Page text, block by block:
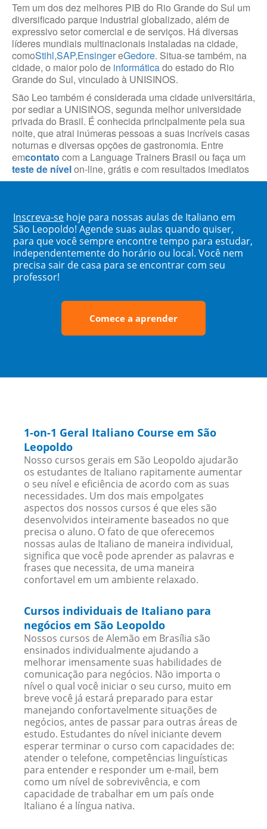
Tem um dos dez melhores PIB do Rio Grande do Sul um
diversificado parque industrial globalizado, além de
expressivo setor comercial e de serviços. Há diversas
líderes mundiais multinacionais instaladas na cidade,
comoStihl,SAP,EnsingereGedore. Situa-se também, na
cidade, o maior polo de informáticado estado do Rio
Grande do Sul, vinculado à UNISINOS.
São Leo também é considerada uma cidade universitária,
por sediar a UNISINOS, segunda melhor universidade
privada do Brasil. É conhecida principalmente pela sua
noite, que atrai inúmeras pessoas a suas incríveis casas
noturnas e diversas opções de gastronomia. Entre
emcontato com a Language Trainers Brasil ou faça um
teste de nívelon-line, grátis e com resultados imediatos
Inscreva-se hoje para nossas aulas de Italiano em
São Leopoldo! Agende suas aulas quando quiser,
para que você sempre encontre tempo para estudar,
independentemente do horário ou local. Você nem
precisa sair de casa para se encontrar com seu
professor!
Comece a aprender
1-on-1 Geral Italiano Course em São
Leopoldo
Nosso cursos gerais em São Leopoldo ajudarão
os estudantes de Italiano rapitamente aumentar
o seu nível e eficiência de acordo com as suas
necessidades. Um dos mais empolgates
aspectos dos nossos cursos é que eles são
desenvolvidos inteiramente baseados no que
precisa o aluno. O fato de que oferecemos
nossas aulas de Italiano de maneira individual,
significa que você pode aprender as palavras e
frases que necessita, de uma maneira
confortavel em um ambiente relaxado.
Cursos individuais de Italiano para
negócios em São Leopoldo
Nossos cursos de Alemão em Brasília são
ensinados individualmente ajudando a
melhorar imensamente suas habilidades de
comunicação para negócios. Não importa o
nível o qual você iniciar o seu curso, muito em
breve você já estará preparado para estar
manejando confortavelmente situações de
negócios, antes de passar para outras áreas de
estudo. Estudantes do nível iniciante devem
esperar terminar o curso com capacidades de:
atender o telefone, competências linguísticas
para entender e responder um e-mail, bem
como um nível de sobrevivência, e com
capacidade de trabalhar em um país onde
Italiano é a língua nativa.